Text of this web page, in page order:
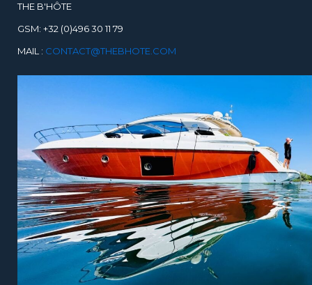
THE B'HÔTE
GSM: +32 (0)496 30 11 79
MAIL : CONTACT@THEBHOTE.COM